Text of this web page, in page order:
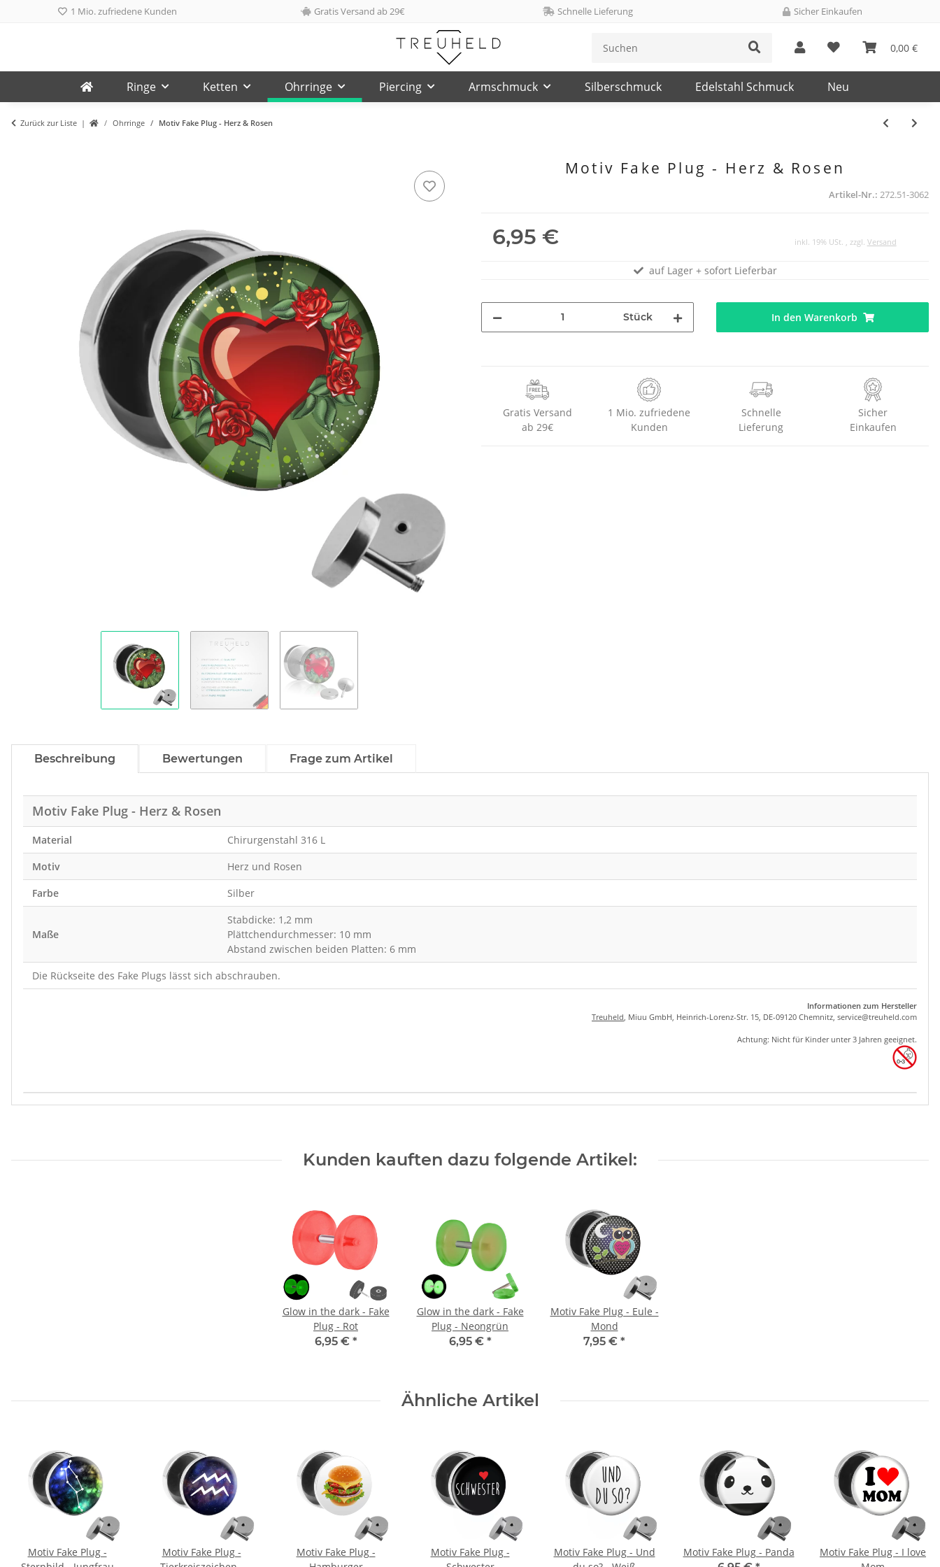
1 Mio. zufriedene Kunden Gratis Versand ab 29€ Schnelle Lieferung Sicher Einkaufen
0,00 €
Ringe Ketten Ohrringe Piercing Armschmuck Silberschmuck Edelstahl Schmuck Neu
Zurück zur Liste Ohrringe Motiv Fake Plug - Herz & Rosen
Motiv Fake Plug - Herz & Rosen
Artikel-Nr.: 272.51-3062
6,95 € inkl. 19% USt. , zzgl. Versand
auf Lager + sofort Lieferbar
Stück In den Warenkorb
Gratis Versand
ab 29€
1 Mio. zufriedene
Kunden
Schnelle
Lieferung
Sicher
Einkaufen
Beschreibung Bewertungen Frage zum Artikel
Motiv Fake Plug - Herz & Rosen
Material
Chirurgenstahl 316 L
Motiv
Herz und Rosen
Farbe
Silber
Maße
Stabdicke: 1,2 mm
Plättchendurchmesser: 10 mm
Abstand zwischen beiden Platten: 6 mm
Die Rückseite des Fake Plugs lässt sich abschrauben.
Informationen zum Hersteller
Treuheld, Miuu GmbH, Heinrich-Lorenz-Str. 15, DE-09120 Chemnitz, service@treuheld.com
Achtung: Nicht für Kinder unter 3 Jahren geeignet.
Produkteigenschaft
Wert
Kunden kauften dazu folgende Artikel:
Glow in the dark - Fake
Plug - Rot
6,95 € *
Glow in the dark - Fake
Plug - Neongrün
6,95 € *
Motiv Fake Plug - Eule -
Mond
7,95 € *
Ähnliche Artikel
Motiv Fake Plug -
Motiv Fake Plug -
Motiv Fake Plug -
Motiv Fake Plug -
Motiv Fake Plug - Und
Motiv Fake Plug - Panda
Motiv Fake Plug - I love